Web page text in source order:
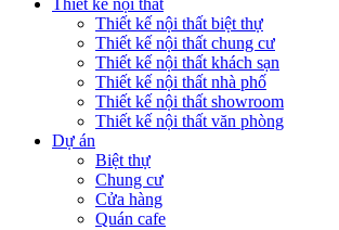
Thiết kế nội thất
Thiết kế nội thất biệt thự
Thiết kế nội thất chung cư
Thiết kế nội thất khách sạn
Thiết kế nội thất nhà phố
Thiết kế nội thất showroom
Thiết kế nội thất văn phòng
Dự án
Biệt thự
Chung cư
Cửa hàng
Quán cafe